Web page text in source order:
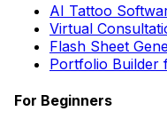
AI Tattoo
Virtual
Flash Sheet
Portfolio Builder
For Beginners